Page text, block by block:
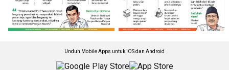
Unduh Mobile Apps untuk iOS dan Android